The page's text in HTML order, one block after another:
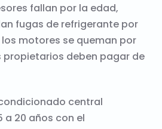
fallan por la edad,
fugas de refrigerante por
motores se queman por
propietarios deben pagar de
central
a 20 años con el